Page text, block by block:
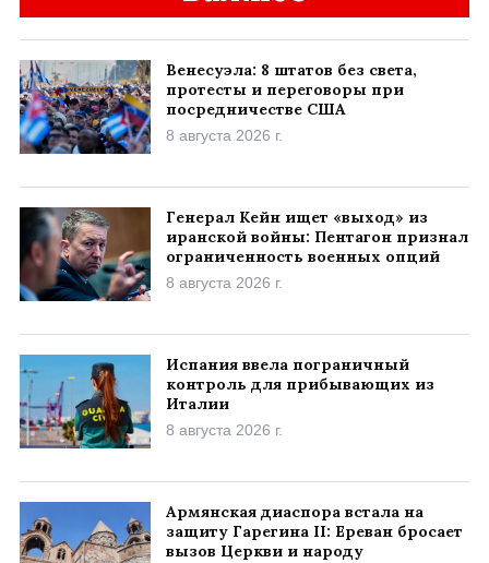
Венесуэла: 8 штатов без света,
протесты и переговоры при
посредничестве США
8 августа 2026 г.
Генерал Кейн ищет «выход» из
иранской войны: Пентагон признал
ограниченность военных опций
8 августа 2026 г.
Испания ввела пограничный
контроль для прибывающих из
Италии
8 августа 2026 г.
Армянская диаспора встала на
защиту Гарегина II: Ереван бросает
вызов Церкви и народу